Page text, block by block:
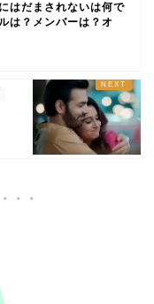
はだまされないは何で
は？メンバーは？オ